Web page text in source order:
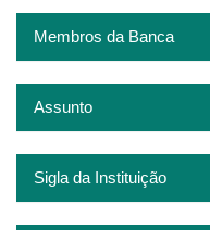
Membros da Banca
Assunto
Sigla da Instituição